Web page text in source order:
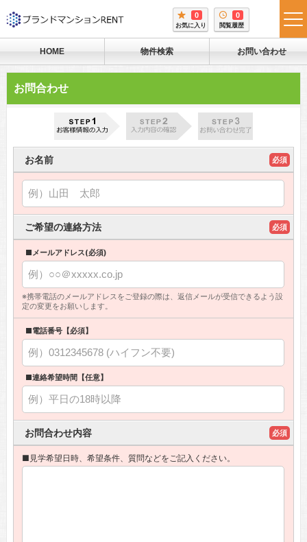
0
お気に入り
0
閲覧履歴
HOME 物件検索 お問い合わせ
お問合わせ
お名前 必須
ご希望の連絡方法 必須
■メールアドレス(必須)
※携帯電話のメールアドレスをご登録の際は、返信メールが受信できるよう設
定の変更をお願いします。
■電話番号【必須】
■連絡希望時間【任意】
お問合わせ内容 必須
■見学希望日時、希望条件、質問などをご記入ください。